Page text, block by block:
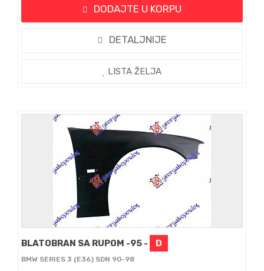
DODAJTE U KORPU
DETALJNIJE
LISTA ŽELJA
BLATOBRAN SA RUPOM -95 - D
BMW SERIES 3 (E36) SDN 90-98